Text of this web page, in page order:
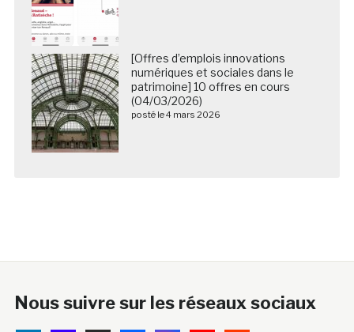
[Offres d’emplois innovations
numériques et sociales dans le
patrimoine] 10 offres en cours
(04/03/2026)
posté le 4 mars 2026
Nous suivre sur les réseaux sociaux